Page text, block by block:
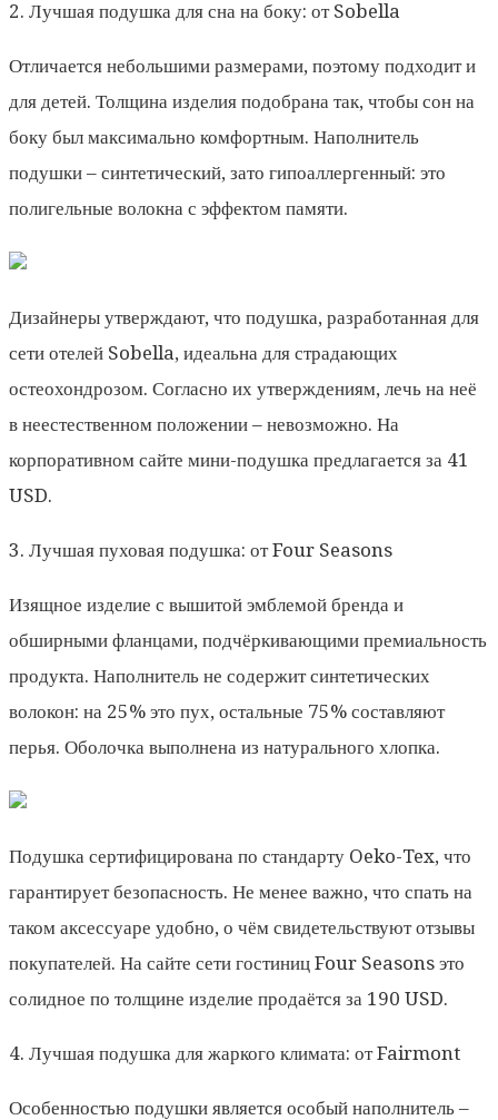
2. Лучшая подушка для сна на боку: от Sobella
Отличается небольшими размерами, поэтому подходит и
для детей. Толщина изделия подобрана так, чтобы сон на
боку был максимально комфортным. Наполнитель
подушки – синтетический, зато гипоаллергенный: это
полигельные волокна с эффектом памяти.
Дизайнеры утверждают, что подушка, разработанная для
сети отелей Sobella, идеальна для страдающих
остеохондрозом. Согласно их утверждениям, лечь на неё
в неестественном положении – невозможно. На
корпоративном сайте мини-подушка предлагается за 41
USD.
3. Лучшая пуховая подушка: от Four Seasons
Изящное изделие с вышитой эмблемой бренда и
обширными фланцами, подчёркивающими премиальность
продукта. Наполнитель не содержит синтетических
волокон: на 25% это пух, остальные 75% составляют
перья. Оболочка выполнена из натурального хлопка.
Подушка сертифицирована по стандарту Oeko-Tex, что
гарантирует безопасность. Не менее важно, что спать на
таком аксессуаре удобно, о чём свидетельствуют отзывы
покупателей. На сайте сети гостиниц Four Seasons это
солидное по толщине изделие продаётся за 190 USD.
4. Лучшая подушка для жаркого климата: от Fairmont
Особенностью подушки является особый наполнитель –